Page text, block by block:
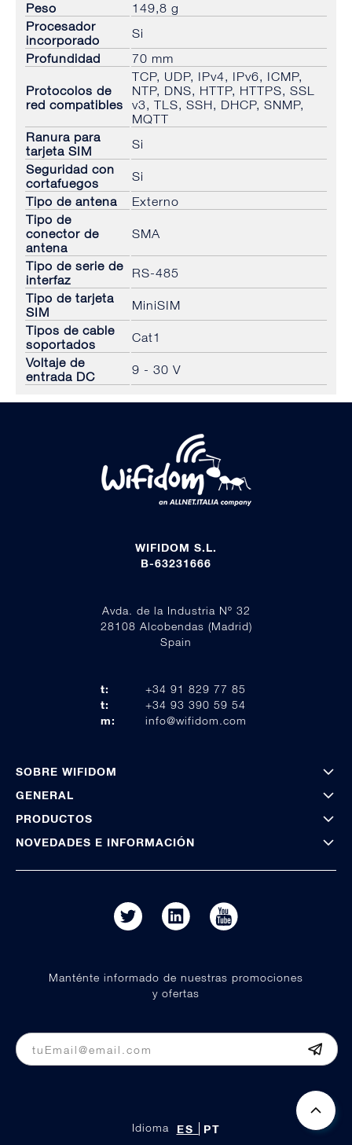
Peso
149,8 g
Procesador
incorporado
Si
Profundidad
70 mm
Protocolos de
red compatibles
TCP, UDP, IPv4, IPv6, ICMP,
NTP, DNS, HTTP, HTTPS, SSL
v3, TLS, SSH, DHCP, SNMP,
MQTT
Ranura para
tarjeta SIM
Si
Seguridad con
cortafuegos
Si
Tipo de antena
Externo
Tipo de
conector de
antena
SMA
Tipo de serie de
interfaz
RS-485
Tipo de tarjeta
SIM
MiniSIM
Tipos de cable
soportados
Cat1
Voltaje de
entrada DC
9 - 30 V
WIFIDOM S.L.
B-63231666
Avda. de la Industria Nº 32
28108 Alcobendas (Madrid)
Spain
t:
+34 91 829 77 85
t:
+34 93 390 59 54
m:
info@wifidom.com
SOBRE WIFIDOM
GENERAL
PRODUCTOS
NOVEDADES E INFORMACIÓN
Idioma ES PT
Manténte informado de nuestras promociones
y ofertas